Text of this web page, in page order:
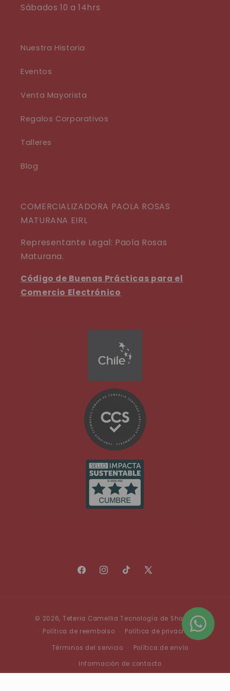
Sábados 10 a 14hrs
Nuestra Historia
Eventos
Venta Mayorista
Regalos Corporativos
Talleres
Blog
COMERCIALIZADORA PAOLA ROSAS
MATURANA EIRL
Representante Legal: Paola Rosas
Maturana.
Código de Buenas Prácticas para el
Comercio Electrónico
FacebookInstagramTikTokX
de
© 2026, Teteria Camellia Tecnología de Shopify
Política de reembolso
Política de privacidad
Términos del servicio
Política de envío
Información de contacto